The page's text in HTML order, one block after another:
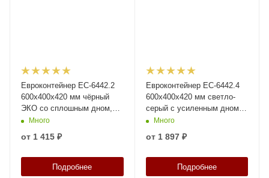
Евроконтейнер ЕС-6442.2
600х400х420 мм чёрный
ЭКО со сплошным дном,
закрытыми ручками
Много
от 1 415 ₽
Подробнее
Евроконтейнер ЕС-6442.4
600х400х420 мм светло-
серый с усиленным дном,
закрытыми ручками
Много
от 1 897 ₽
Подробнее